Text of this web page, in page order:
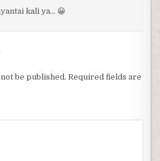
kali ya… 😀
be published. Required fields are